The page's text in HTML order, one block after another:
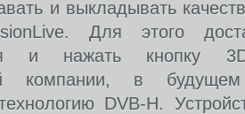
и выкладывать
Для этого
и нажать кнопку
компании, в
DVB-H.